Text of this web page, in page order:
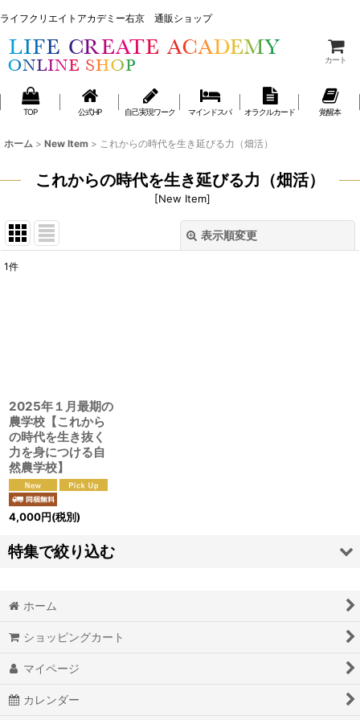
ライフクリエイトアカデミー右京 通販ショップ
カート
TOP 公式HP 自己実現ワーク マインドスパ オラクルカード 覚醒本
ホーム > New Item > これからの時代を生き延びる力（畑活）
これからの時代を生き延びる力（畑活）
[New Item]
表示順変更
1件
2025年１月最期の
農学校【これから
の時代を生き抜く
力を身につける自
然農学校】
4,000円(税別)
特集で絞り込む
脳波調整マシンＭｉｎｄＳｐａ
オリジナルオラクルカード
覚醒本
ホーム
ショッピングカート
マイページ
カレンダー